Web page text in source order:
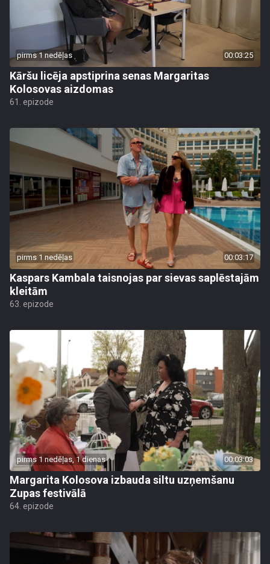
pirms 1 nedēļas 00:03:25
Kāršu licēja apstiprina senas Margaritas
Kolosovas aizdomas
61. epizode
pirms 1 nedēļas 00:03:17
Kaspars Kambala taisnojas par sievas saplēstajām
kleitām
63. epizode
pirms 1 nedēļas, 1 dienas 00:03:03
Margarita Kolosova izbauda siltu uzņemšanu
Zupas festivālā
64. epizode